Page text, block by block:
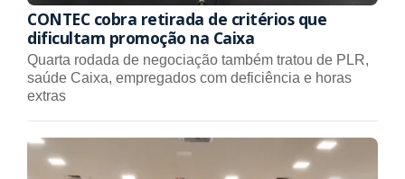
CONTEC cobra retirada de critérios que
dificultam promoção na Caixa
Quarta rodada de negociação também tratou de PLR,
saúde Caixa, empregados com deficiência e horas
extras